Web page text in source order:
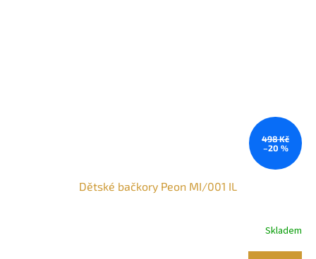
498 Kč
–20 %
Dětské bačkory Peon MI/001 IL
Skladem